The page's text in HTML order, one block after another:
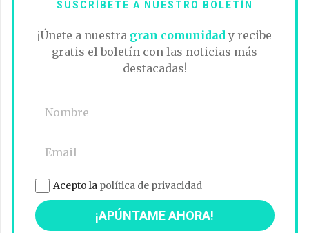
SUSCRÍBETE A NUESTRO BOLETÍN
¡Únete a nuestra gran comunidad y recibe
gratis el boletín con las noticias más
destacadas!
Acepto la política de privacidad